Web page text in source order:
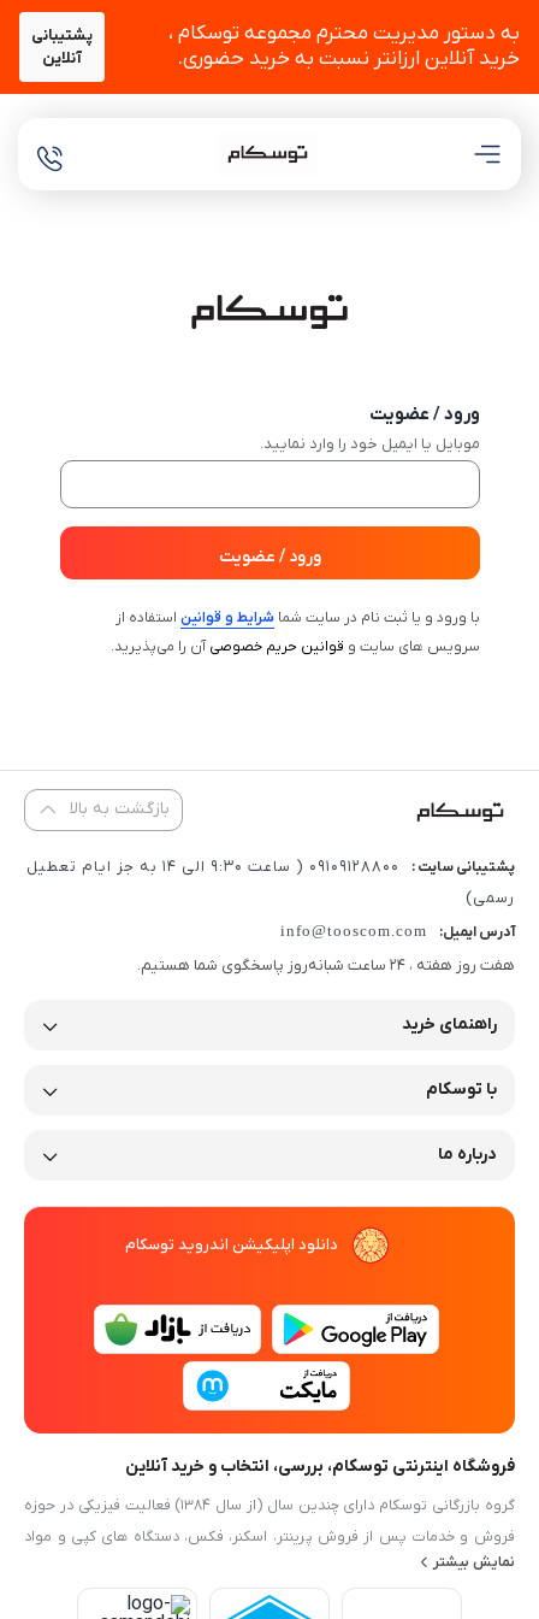
به دستور مدیریت محترم مجموعه توسکام ،
خرید آنلاین ارزانتر نسبت به خرید حضوری.
پشتیبانی
آنلاین
ورود / عضویت
موبایل یا ایمیل خود را وارد نمایید.
ورود / عضویت
با ورود و یا ثبت نام در سایت شماشرایط و قوانین استفاده از
سرویس های سایت و قوانین حریم خصوصیآن را می‌پذیرید.
بازگشت به بالا
پشتیبانی سایت :
09109128800 ( ساعت 9:30 الی 14 به جز ایام تعطیل
رسمی)
آدرس ایمیل: info@tooscom.com
هفت روز هفته ، 24 ساعت شبانه‌روز پاسخگوی شما هستیم.
راهنمای خرید
با توسکام
درباره ما
دانلود اپلیکیشن اندروید توسکام
فروشگاه اینترنتی توسکام، بررسی، انتخاب و خرید آنلاین
گروه بازرگانی توسکام دارای چندین سال (از سال ۱۳۸۴) فعالیت فیزیکی در حوزه
فروش و خدمات پس از فروش پرینتر، اسکنر، فکس، دستگاه های کپی و مواد
مصرفی آنها و بطور کلی ماشین های اداری در مشهد (خیابان دستغیب) می باشد.
نمایش بیشتر